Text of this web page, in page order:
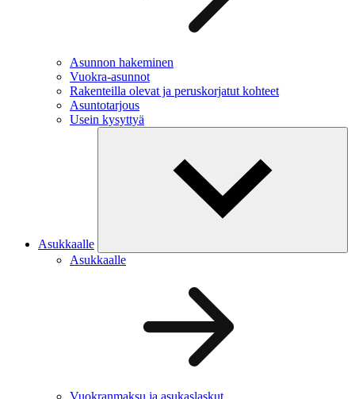
Asunnon hakeminen
Vuokra-asunnot
Rakenteilla olevat ja peruskorjatut kohteet
Asuntotarjous
Usein kysyttyä
Asukkaalle
Asukkaalle
Vuokranmaksu ja asukaslaskut